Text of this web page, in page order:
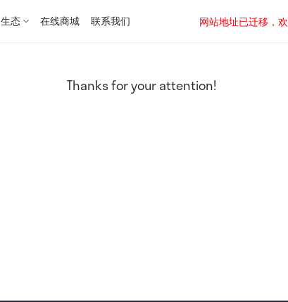
生态 在线商城 联系我们
网站地址已迁移，
Thanks for your attention!